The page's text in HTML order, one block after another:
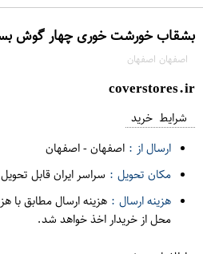
بشقاب خورشت خوری چهار گوش بسته 6 عددی برند
اصفهان اصفهان
coverstores.ir
شرایط خرید
ارسال از : اصفهان-اصفهان
مکان تحویل : سراسر ایران قابل
هزینه ارسال : هزینه ارسال مطابق با
محل از خریدار اخذ خواهد شد.